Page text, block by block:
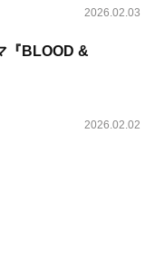
2026.02.03
『BLOOD &
2026.02.02